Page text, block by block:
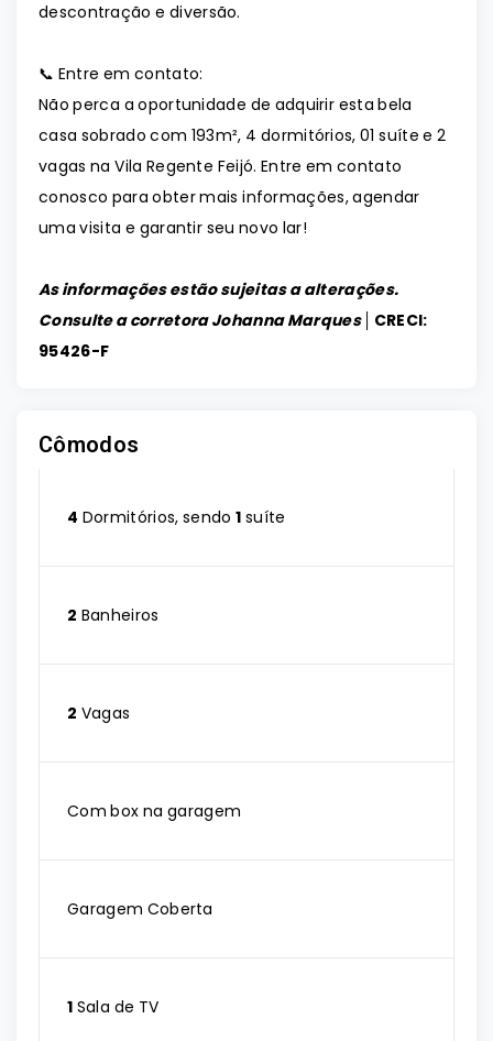
descontração e diversão.
📞 Entre em contato:
Não perca a oportunidade de adquirir esta bela
casa sobrado com 193m², 4 dormitórios, 01 suíte e 2
vagas na Vila Regente Feijó. Entre em contato
conosco para obter mais informações, agendar
uma visita e garantir seu novo lar!
As informações estão sujeitas a alterações.
Consulte a corretora Johanna Marques │ CRECI:
95426-F
Cômodos
4 Dormitórios, sendo1 suíte
2 Banheiros
2 Vagas
Com box na garagem
Garagem Coberta
1 Sala de TV